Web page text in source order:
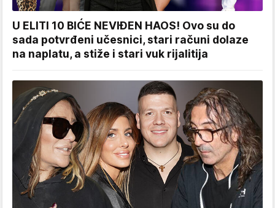
U ELITI 10 BIĆE NEVIĐEN HAOS! Ovo su do
sada potvrđeni učesnici, stari računi dolaze
na naplatu, a stiže i stari vuk rijalitija